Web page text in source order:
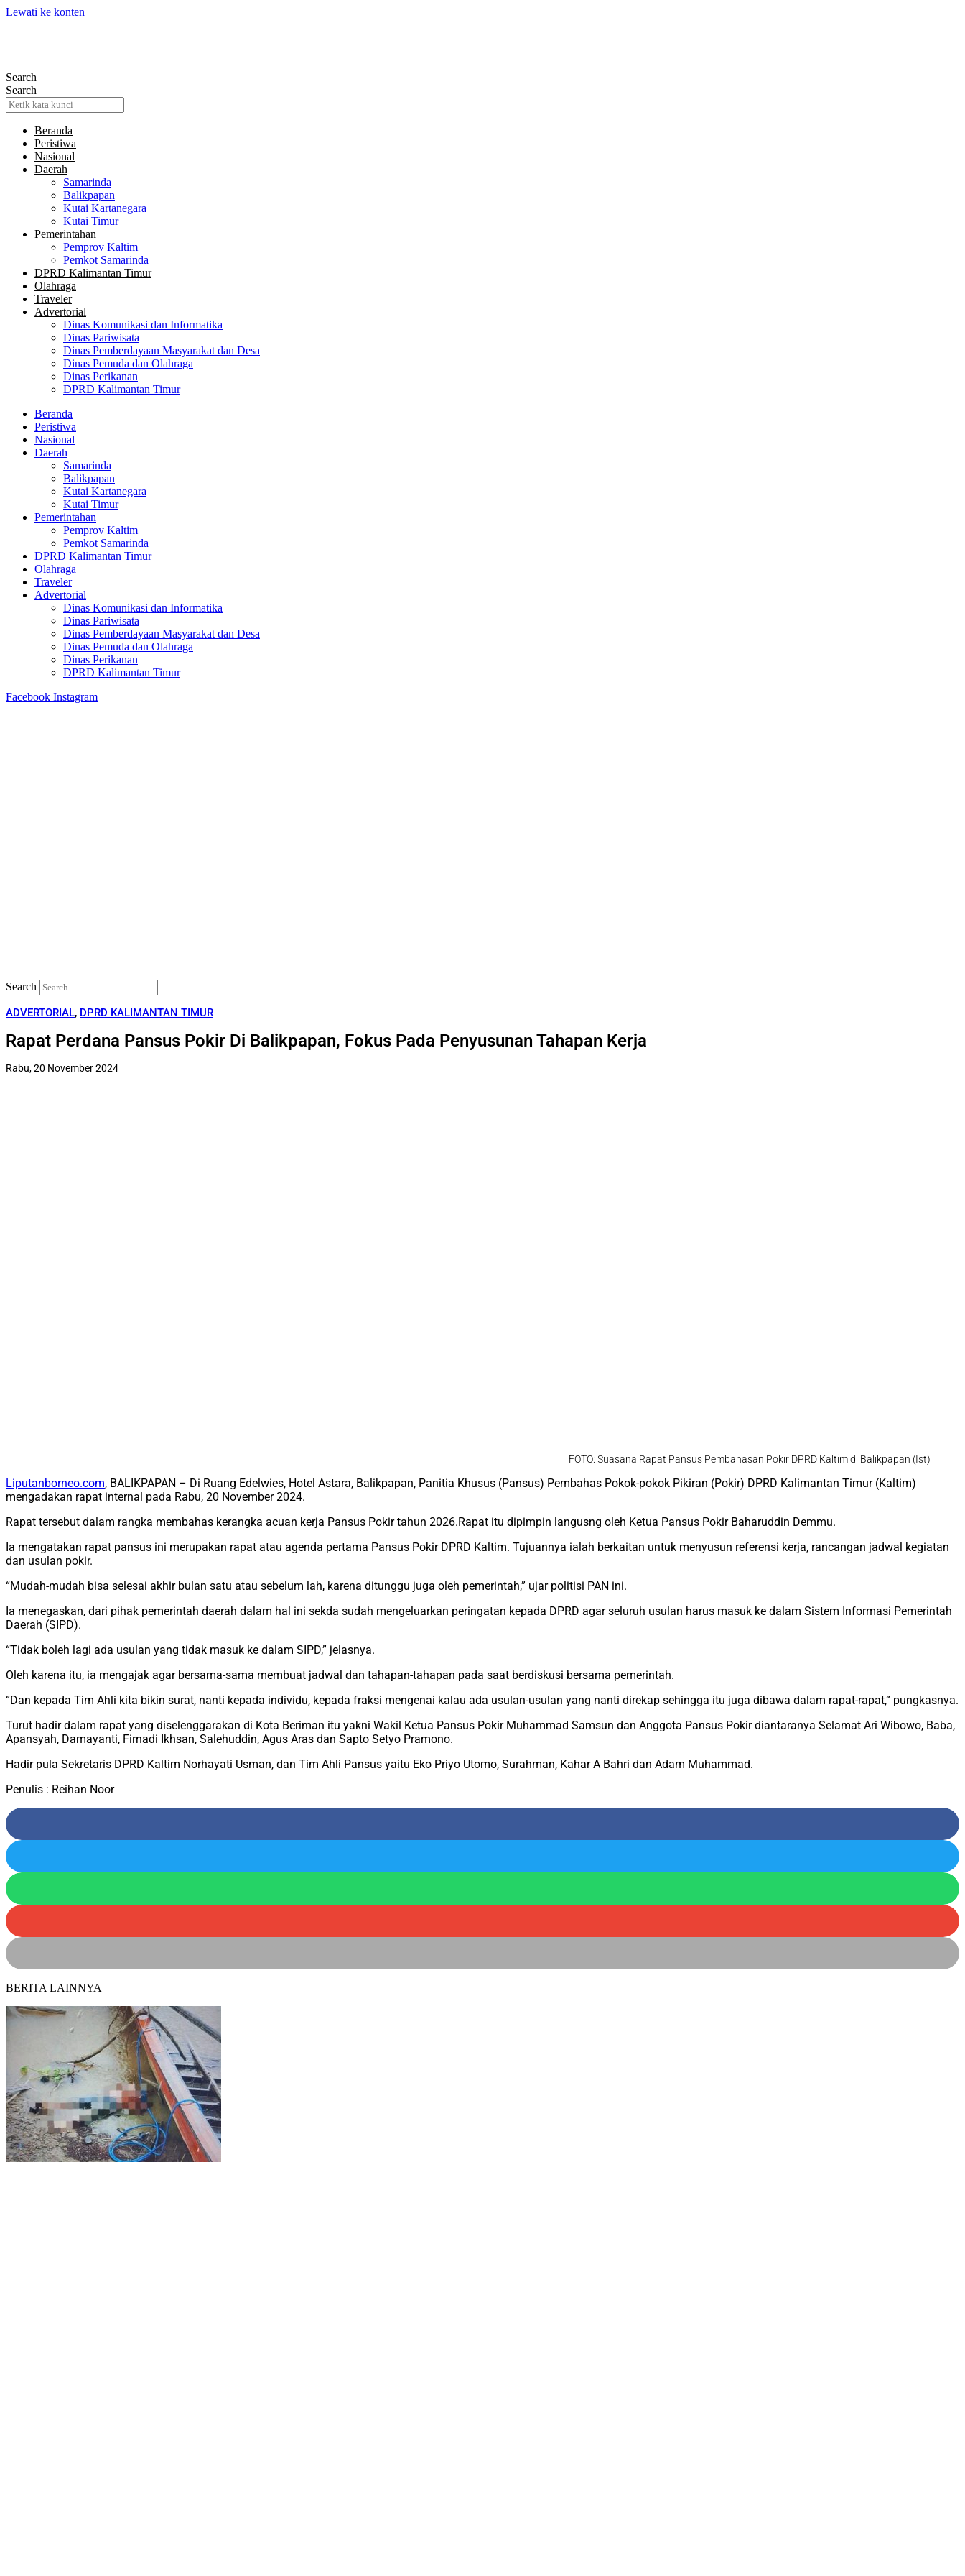
Lewati ke konten
Search
Search
Beranda
Peristiwa
Nasional
Daerah
Samarinda
Balikpapan
Kutai Kartanegara
Kutai Timur
Pemerintahan
Pemprov Kaltim
Pemkot Samarinda
DPRD Kalimantan Timur
Olahraga
Traveler
Advertorial
Dinas Komunikasi dan Informatika
Dinas Pariwisata
Dinas Pemberdayaan Masyarakat dan Desa
Dinas Pemuda dan Olahraga
Dinas Perikanan
DPRD Kalimantan Timur
Beranda
Peristiwa
Nasional
Daerah
Samarinda
Balikpapan
Kutai Kartanegara
Kutai Timur
Pemerintahan
Pemprov Kaltim
Pemkot Samarinda
DPRD Kalimantan Timur
Olahraga
Traveler
Advertorial
Dinas Komunikasi dan Informatika
Dinas Pariwisata
Dinas Pemberdayaan Masyarakat dan Desa
Dinas Pemuda dan Olahraga
Dinas Perikanan
DPRD Kalimantan Timur
Facebook Instagram
Search
ADVERTORIAL, DPRD KALIMANTAN TIMUR
Rapat Perdana Pansus Pokir Di Balikpapan, Fokus Pada Penyusunan Tahapan Kerja
Rabu, 20 November 2024
FOTO: Suasana Rapat Pansus Pembahasan Pokir DPRD Kaltim di Balikpapan (Ist)
Liputanborneo.com, BALIKPAPAN – Di Ruang Edelwies, Hotel Astara, Balikpapan, Panitia Khusus (Pansus) Pembahas Pokok-pokok Pikiran (Pokir) DPRD Kalimantan Timur (Kaltim)
mengadakan rapat internal pada Rabu, 20 November 2024.
Rapat tersebut dalam rangka membahas kerangka acuan kerja Pansus Pokir tahun 2026.Rapat itu dipimpin langusng oleh Ketua Pansus Pokir Baharuddin Demmu.
Ia mengatakan rapat pansus ini merupakan rapat atau agenda pertama Pansus Pokir DPRD Kaltim. Tujuannya ialah berkaitan untuk menyusun referensi kerja, rancangan jadwal kegiatan
dan usulan pokir.
“Mudah-mudah bisa selesai akhir bulan satu atau sebelum lah, karena ditunggu juga oleh pemerintah,” ujar politisi PAN ini.
Ia menegaskan, dari pihak pemerintah daerah dalam hal ini sekda sudah mengeluarkan peringatan kepada DPRD agar seluruh usulan harus masuk ke dalam Sistem Informasi Pemerintah
Daerah (SIPD).
“Tidak boleh lagi ada usulan yang tidak masuk ke dalam SIPD,” jelasnya.
Oleh karena itu, ia mengajak agar bersama-sama membuat jadwal dan tahapan-tahapan pada saat berdiskusi bersama pemerintah.
“Dan kepada Tim Ahli kita bikin surat, nanti kepada individu, kepada fraksi mengenai kalau ada usulan-usulan yang nanti direkap sehingga itu juga dibawa dalam rapat-rapat,” pungkasnya.
Turut hadir dalam rapat yang diselenggarakan di Kota Beriman itu yakni Wakil Ketua Pansus Pokir Muhammad Samsun dan Anggota Pansus Pokir diantaranya Selamat Ari Wibowo, Baba,
Apansyah, Damayanti, Firnadi Ikhsan, Salehuddin, Agus Aras dan Sapto Setyo Pramono.
Hadir pula Sekretaris DPRD Kaltim Norhayati Usman, dan Tim Ahli Pansus yaitu Eko Priyo Utomo, Surahman, Kahar A Bahri dan Adam Muhammad.
Penulis : Reihan Noor
BERITA LAINNYA